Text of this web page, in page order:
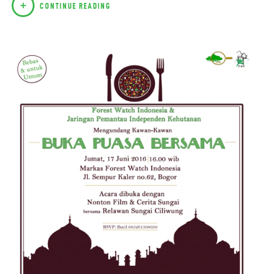
CONTINUE READING